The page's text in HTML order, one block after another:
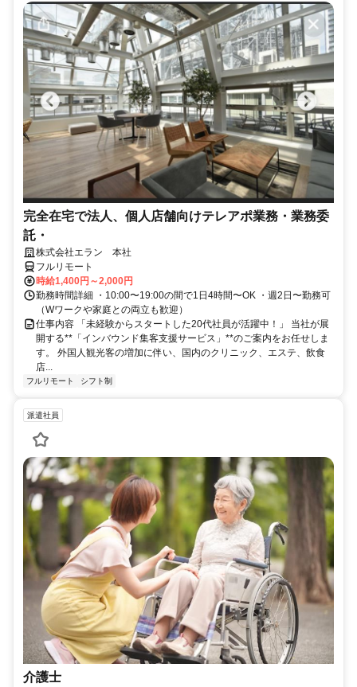
完全在宅で法人、個人店舗向けテレアポ業務・業務委
託・
株式会社エラン 本社
フルリモート
時給1,400円～2,000円
勤務時間詳細 ・10:00〜19:00の間で1日4時間〜OK ・週2日〜勤務可
（Wワークや家庭との両立も歓迎）
仕事内容 「未経験からスタートした20代社員が活躍中！」 当社が展
開する**「インバウンド集客支援サービス」**のご案内をお任せしま
す。 外国人観光客の増加に伴い、国内のクリニック、エステ、飲食
店...
フルリモート シフト制
派遣社員
介護士